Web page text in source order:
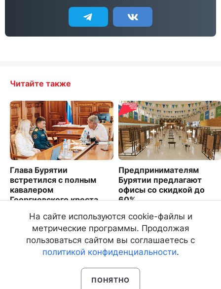
Читайте также
Глава Бурятии
встретился с полным
кавалером
Георгиевского креста
Предпринимателям
Бурятии предлагают
офисы со скидкой до
60%
1461
На сайте используются cookie-файлы и
метрические программы. Продолжая
пользоваться сайтом вы соглашаетесь с
политикой конфиденциальности.
ПОНЯТНО